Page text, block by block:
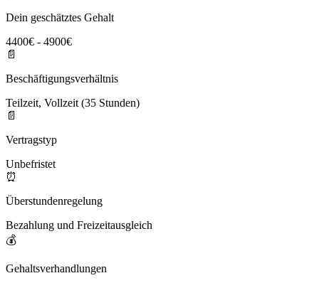
Dein geschätztes Gehalt
4400€ - 4900€
📄
Beschäftigungsverhältnis
Teilzeit, Vollzeit (35 Stunden)
📄
Vertragstyp
Unbefristet
⏰
Überstundenregelung
Bezahlung und Freizeitausgleich
💰
Gehaltsverhandlungen